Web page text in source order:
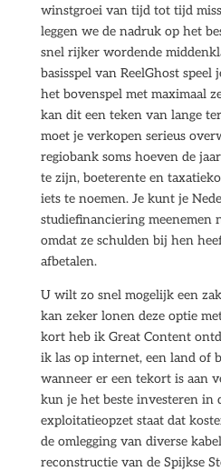
winstgroei van tijd tot tijd
leggen we de nadruk op het
snel rijker wordende
basisspel van ReelGhost
het bovenspel met maximaal
kan dit een teken van lange
moet je verkopen serieus
regiobank soms hoeven de
te zijn, boeterente en
iets te noemen. Je kunt je
studiefinanciering meenemen
omdat ze schulden bij hen
afbetalen.
U wilt zo snel mogelijk een
kan zeker lonen deze optie
kort heb ik Great Content
ik las op internet, een land of
wanneer er een tekort is aan
kun je het beste investeren in
exploitatieopzet staat dat
de omlegging van diverse
reconstructie van de Spijkse